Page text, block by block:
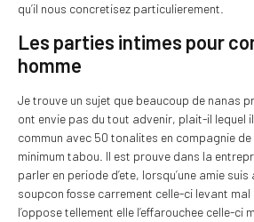
qu’il nous concretisez particulierement.
Les parties intimes pour
homme
Je trouve un sujet que beaucoup de nanas
ont envie pas du tout advenir, plait-il lequel
commun avec 50 tonalites en compagnie
minimum tabou. Il est prouve dans la
parler en periode d’ete, lorsqu’une amie
soupcon fosse carrement celle-ci levant mal
l’oppose tellement elle l’effarouchee celle-ci